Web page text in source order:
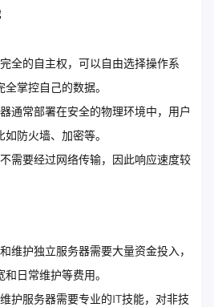
全的自主权，可以自由选择操作系
掌控自己的数据。
通常部署在安全的物理环境中，用户
防火墙、加密等。
需要经过网络传输，因此响应速度较
维护独立服务器需要大量资金投入，
日常维护等费用。
护服务器需要专业的IT技能，对非技